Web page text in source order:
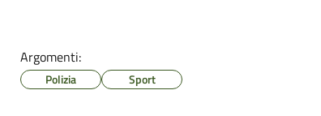
Argomenti:
Polizia Sport